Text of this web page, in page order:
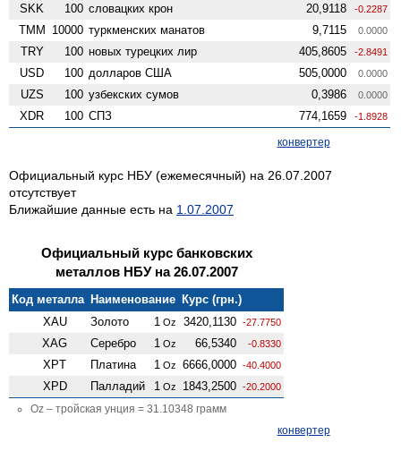
SKK 100 словацких крон 20,9118 -0.2287
TMM 10000 туркменских манатов 9,7115 0.0000
TRY 100 новых турецких лир 405,8605 -2.8491
USD 100 долларов США 505,0000 0.0000
UZS 100 узбекских сумов 0,3986 0.0000
XDR 100 СПЗ 774,1659 -1.8928
конвертер
Официальный курс НБУ (ежемесячный) на 26.07.2007
отсутствует
Ближайшие данные есть на 1.07.2007
Официальный курс банковских
металлов НБУ на 26.07.2007
Код металла Наименование Курс (грн.)
XAU
Золото 1 Oz 3420,1130 -27.7750
XAG Серебро 1 Oz 66,5340 -0.8330
XPT Платина 1 Oz 6666,0000 -40.4000
XPD Палладий 1 Oz 1843,2500 -20.2000
Oz – тройская унция = 31.10348 грамм
конвертер